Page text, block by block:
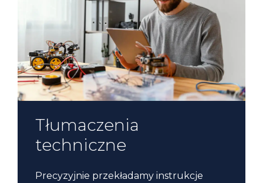
Tłumaczenia
techniczne
Tłumaczenia prawnicze
i finansowe
Zapewniamy profesjonalne wsparcie
Tłumaczenia
medyczne